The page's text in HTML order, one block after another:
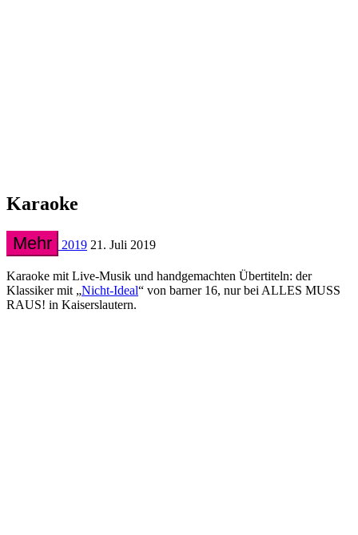
Karaoke
Mehr 2019 21. Juli 2019
Karaoke mit Live-Musik und handgemachten Übertiteln: der
Klassiker mit „Nicht-Ideal“ von barner 16, nur bei ALLES MUSS
RAUS! in Kaiserslautern.